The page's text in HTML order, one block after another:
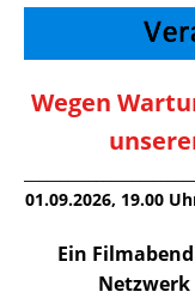
Wegen
01.09.2026, 19.00
Ein
Netzwerk